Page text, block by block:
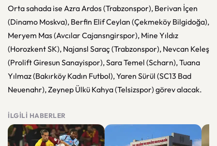
Orta sahada ise Azra Ardos (Trabzonspor), Berivan İçen
(Dinamo Moskva), Berfin Elif Ceylan (Çekmeköy Bilgidoğa),
Meryem Mas (Avcılar Cajansngirspor), Mine Yıldız
(Horozkent SK), Najansl Saraç (Trabzonspor), Nevcan Keleş
(Prolift Giresun Sanayispor), Sara Temel (Scharn), Tuana
Yılmaz (Bakırköy Kadın Futbol), Yaren Sürül (SC13 Bad
Neuenahr), Zeynep Ülkü Kahya (Telsizspor) görev alacak.
İLGILI HABERLER